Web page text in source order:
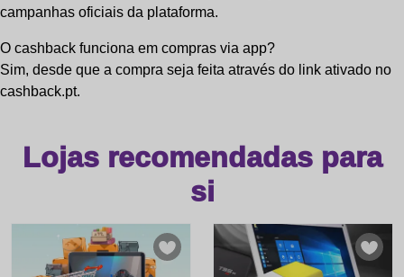
campanhas oficiais da plataforma.
O cashback funciona em compras via app?
Sim, desde que a compra seja feita através do link ativado no
cashback.pt.
Lojas recomendadas para
si